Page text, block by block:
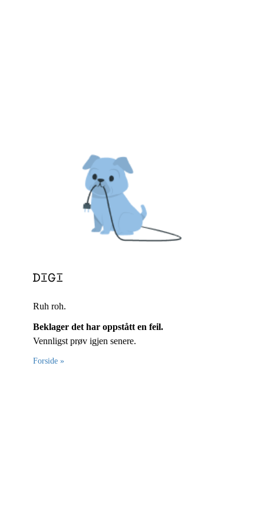
Ruh roh.
Beklager det har oppstått en feil.
Vennligst prøv igjen senere.
Forside »